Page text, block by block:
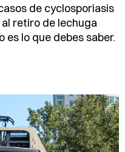
de cyclosporiasis
retiro de lechuga
es lo que debes saber.